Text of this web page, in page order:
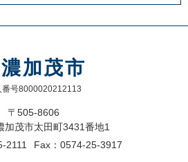
加茂市
番号8000020212113
〒505-8606
加茂市太田町3431番地1
2111
Fax：0574-25-3917